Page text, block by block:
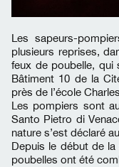
Les sapeurs-pompiers de Haute-Corse ont été appelés à
plusieurs reprises,
feux de poubelle, qui
Bâtiment 10 de la
près de l’école
Les pompiers sont
Santo Pietro di
nature s’est déclaré
Depuis le début de
poubelles ont été